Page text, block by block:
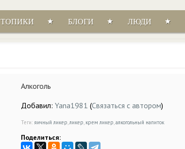
ТОПИКИ БЛОГИ ЛЮДИ
Алкоголь
Добавил: Yana1981 (Связаться с автором)
Теги: яичный ликер,ликер, крем ликер,алкогольный напиток
Поделиться: